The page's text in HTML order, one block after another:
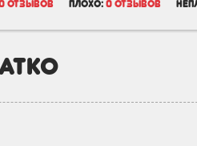
отзывов плохо: 0 отзывов